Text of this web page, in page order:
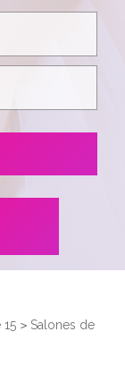
15 > Salones de